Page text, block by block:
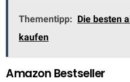
Thementipp: Die besten
kaufen
Amazon Bestseller